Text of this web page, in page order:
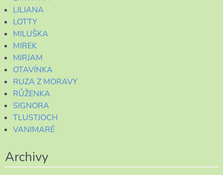
LILIANA
LOTTY
MILUŠKA
MIREK
MIRJAM
OTAVÍNKA
RUZA Z MORAVY
RŮŽENKA
SIGNORA
TLUSTJOCH
VANIMARÉ
Archivy